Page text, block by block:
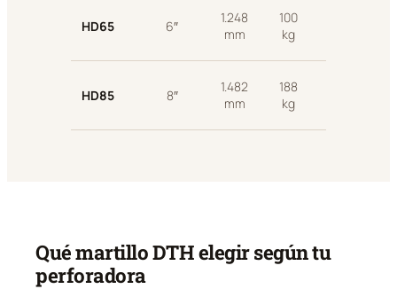
HD65 6″
1.248
mm
100
kg
HD85 8″
1.482
mm
188
kg
Qué martillo DTH elegir según tu
perforadora